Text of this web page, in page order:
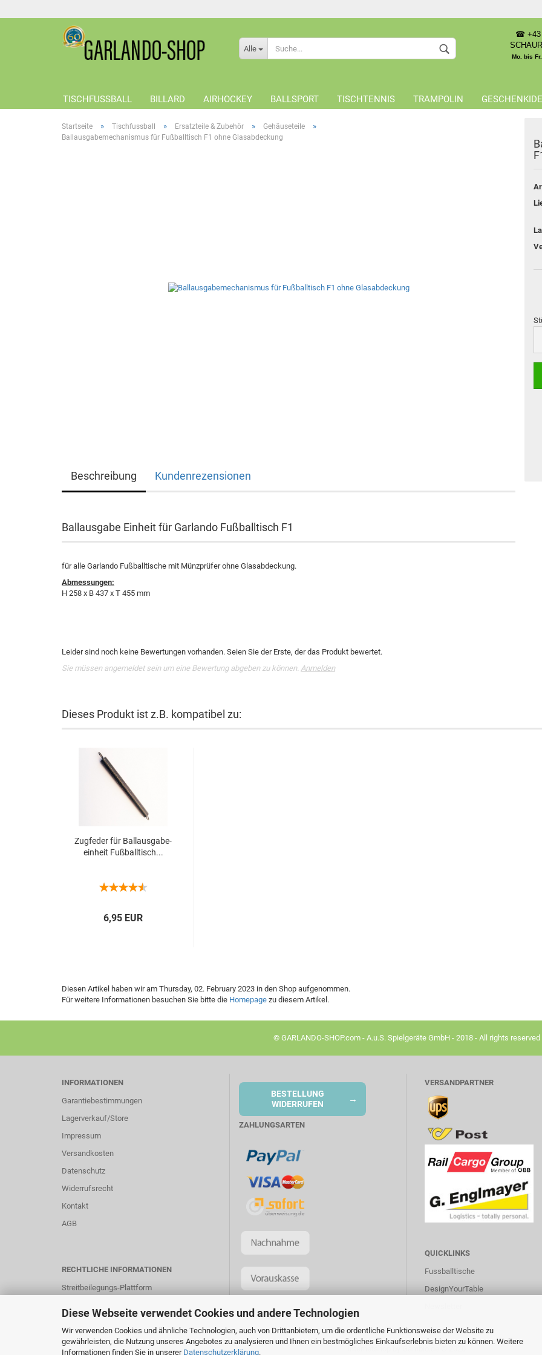
Diese Webseite verwendet Cookies und andere Technologien
Wir verwenden Cookies und ähnliche Technologien, auch von Drittanbietern, um die ordentliche Funktionsweise der Website zu
gewährleisten, die Nutzung unseres Angebotes zu analysieren und Ihnen ein bestmögliches Einkaufserlebnis bieten zu können. Weitere
Informationen finden Sie in unserer Datenschutzerklärung.
Sprache auswählen
Alle
☎ +43
Mo. bis
TISCHFUSSBALL BILLARD AIRHOCKEY BALLSPORT TISCHTENNIS TRAMPOLIN
Startseite » Tischfussball » Ersatzteile & Zubehör » Gehäuseteile »
Ballausgabemechanismus für Fußballtisch F1 ohne Glasabdeckung
Beschreibung Kundenrezensionen
Ballausgabe Einheit für Garlando Fußballtisch F1
für alle Garlando Fußballtische mit Münzprüfer ohne Glasabdeckung.
Abmessungen:
H 258 x B 437 x T 455 mm
Leider sind noch keine Bewertungen vorhanden. Seien Sie der Erste, der das Produkt bewertet.
Sie müssen angemeldet sein um eine Bewertung abgeben zu können. Anmelden
Dieses Produkt ist z.B. kompatibel zu:
Zug­fe­der für Bal­l­aus­ga­be­
ein­heit Fuß­ball­tisch...
6,95 EUR
Diesen Artikel haben wir am Thursday, 02. February 2023 in den Shop aufgenommen.
Für weitere Informationen besuchen Sie bitte die Homepage zu diesem Artikel.
© GARLANDO-SHOP.com - A.u.S. Spielgeräte GmbH - 2018 - All rights reserved
INFORMATIONEN
Garantiebestimmungen
Lagerverkauf/Store
Impressum
Versandkosten
Datenschutz
Widerrufsrecht
Kontakt
AGB
RECHTLICHE INFORMATIONEN
Streitbeilegungs-Plattform
BESTELLUNG
WIDERRUFEN
→
ZAHLUNGSARTEN
VERSANDPARTNER
QUICKLINKS
Fussballtische
DesignYourTable
Internetshop